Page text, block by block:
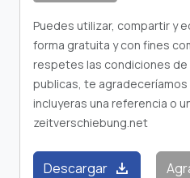
Puedes utilizar, compartir y
forma gratuita y con fines
respetes las condiciones de
publicas, te
incluyeras una referencia o
zeitverschiebung.net
Descargar download